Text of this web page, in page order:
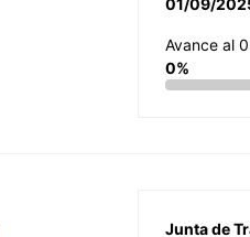
Avance al
0%
Junta de